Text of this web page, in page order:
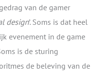
van de gamer
design’. Soms is dat heel
evenement in de game
is de sturing
de beleving van de